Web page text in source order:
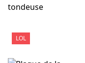
LOL